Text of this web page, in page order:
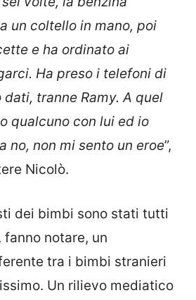
un coltello in mano, poi
e ha ordinato ai
Ha preso i telefoni di
tranne Ramy. A quel
qualcuno con lui ed io
no, non mi sento un eroe”,
Nicolò.
dei bimbi sono stati tutti
fanno notare, un
tra i bimbi stranieri
Un rilievo mediatico